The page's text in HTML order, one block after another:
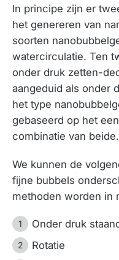
In principe zijn er
het genereren van
soorten
watercirculatie. Ten
onder druk zetten-
aangeduid als onder
het type
gebaseerd op het
combinatie van beide.
We kunnen de
fijne bubbels
methoden worden in
Onder druk
Rotatie